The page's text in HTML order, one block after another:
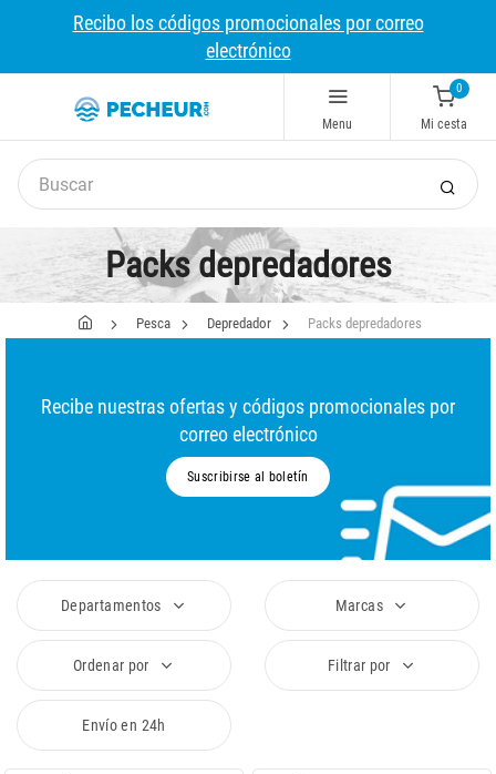
Recibo los códigos promocionales por correo
electrónico
Menu
0
Mi cesta
Packs depredadores
Pesca Depredador Packs depredadores
Recibe nuestras ofertas y códigos promocionales por
correo electrónico
Suscribirse al boletín
Departamentos Marcas
Ordenar por Filtrar por
Envío en 24h